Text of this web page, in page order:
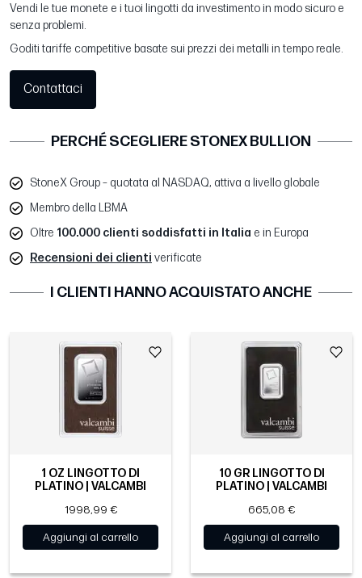
Vendi le tue monete e i tuoi lingotti da investimento in modo sicuro e
senza problemi.
Goditi tariffe competitive basate sui prezzi dei metalli in tempo reale.
Contattaci
PERCHÉ SCEGLIERE STONEX BULLION
StoneX Group – quotata al NASDAQ, attiva a livello globale
Membro della LBMA
Oltre 100.000 clienti soddisfatti in Italia e in Europa
Recensioni dei clienti verificate
I CLIENTI HANNO ACQUISTATO ANCHE
1 OZ LINGOTTO DI
PLATINO | VALCAMBI
1998,99 €
Aggiungi al carrello
10 GR LINGOTTO DI
PLATINO | VALCAMBI
665,08 €
Aggiungi al carrello